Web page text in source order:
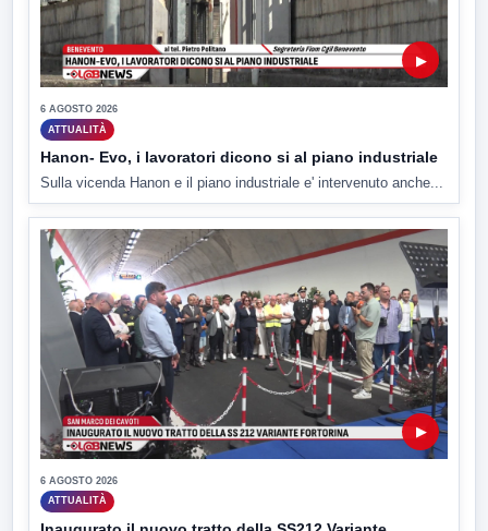
▶
6 AGOSTO 2026
ATTUALITÀ
Hanon- Evo, i lavoratori dicono si al piano industriale
Sulla vicenda Hanon e il piano industriale e' intervenuto anche...
▶
6 AGOSTO 2026
ATTUALITÀ